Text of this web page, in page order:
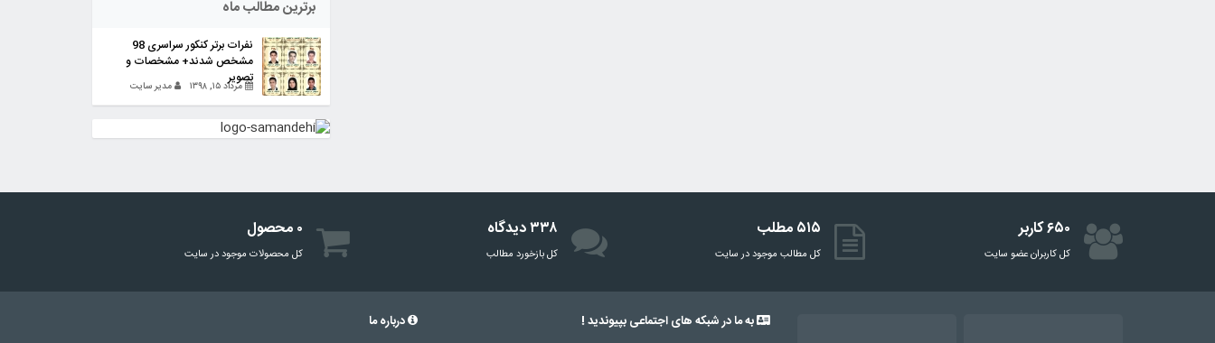
برترین مطالب ماه
نفرات برتر کنکور سراسری 98
مشخص شدند+ مشخصات و
تصویر
مرداد ۱۵, ۱۳۹۸ مدیر سایت
۶۵۰ کاربر
کل کاربران عضو سایت
۵۱۵ مطلب
کل مطالب موجود در سایت
۳۳۸ دیدگاه
‌کل بازخورد مطالب
۰ محصول
کل محصولات موجود در سایت
به ما در شبکه های اجتماعی بپیوندید ! درباره ما